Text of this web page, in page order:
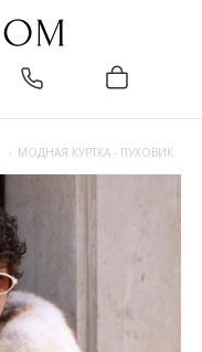
МОДНАЯ КУРТКА - ПУХОВИК